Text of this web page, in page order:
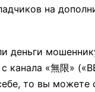
на
деньги
канала «無限»
то вы можете